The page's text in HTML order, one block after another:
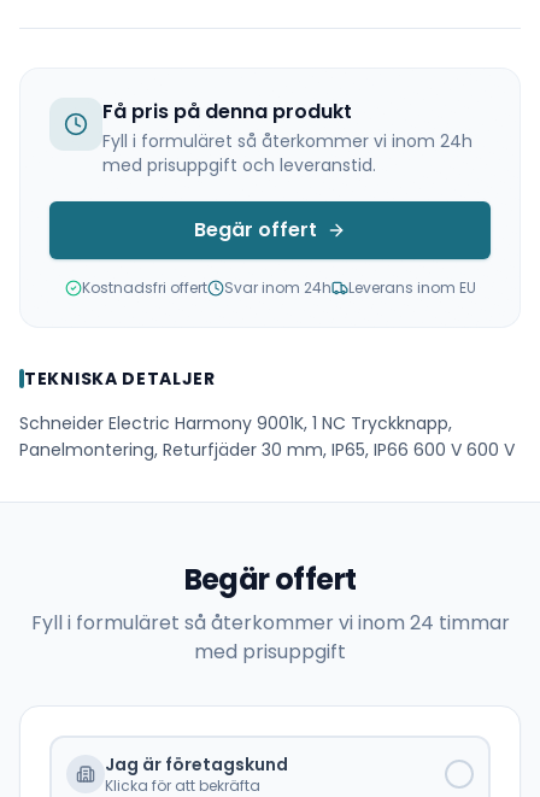
Få pris på denna produkt
Fyll i formuläret så återkommer vi inom 24h
med prisuppgift och leveranstid.
Begär offert
Kostnadsfri offert Svar inom 24h Leverans inom EU
TEKNISKA DETALJER
Schneider Electric Harmony 9001K, 1 NC Tryckknapp,
Panelmontering, Returfjäder 30 mm, IP65, IP66 600 V 600 V
Begär offert
Fyll i formuläret så återkommer vi inom 24 timmar
med prisuppgift
Jag är företagskund
Klicka för att bekräfta